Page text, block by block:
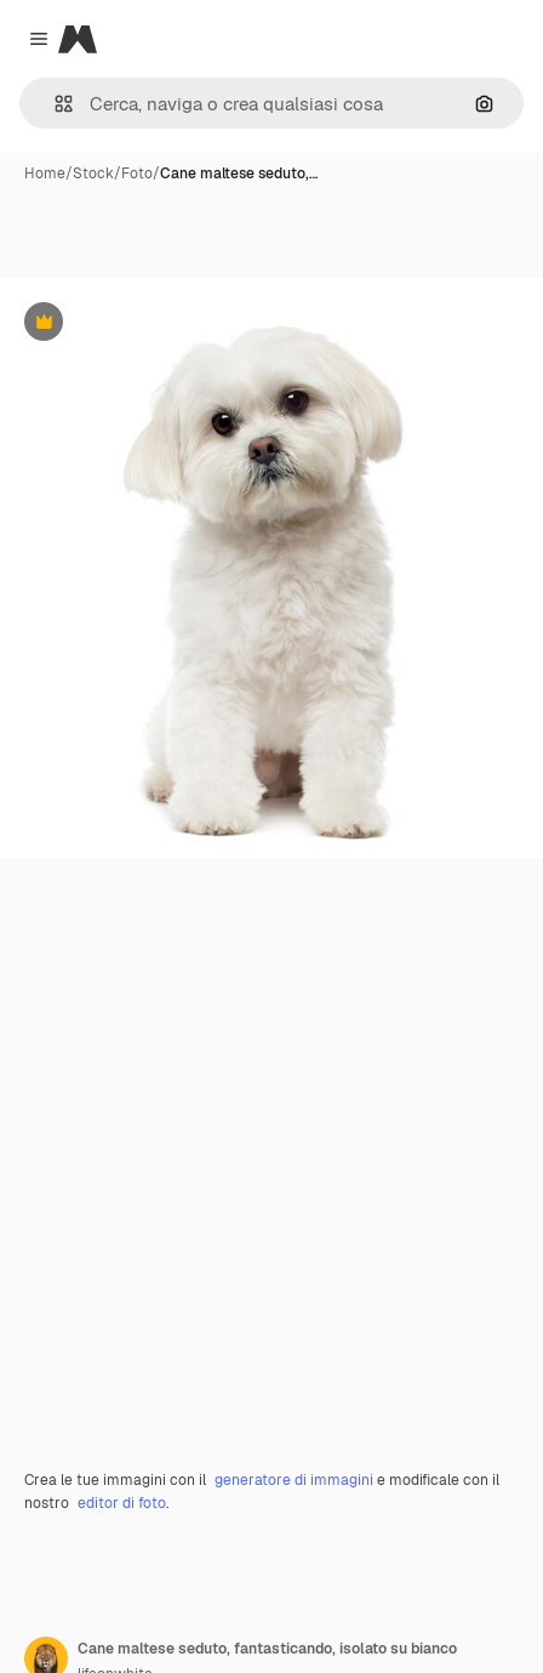
Close menu
Magnific
Cerca
Home/Stock/Foto/Cane maltese seduto,…
Premium
Crea le tue immagini con il generatore di immagini e modificale con il
nostro editor di foto.
Cane maltese seduto, fantasticando, isolato su bianco